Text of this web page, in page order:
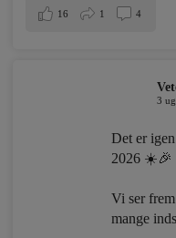
16 1 4
3
Det er
2026 ☀️🎉
Vi ser
mange